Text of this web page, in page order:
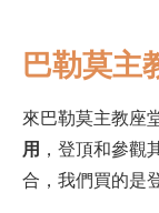
巴勒莫主
來巴勒莫主教座
用 ，登頂和參觀
合，我們買的是